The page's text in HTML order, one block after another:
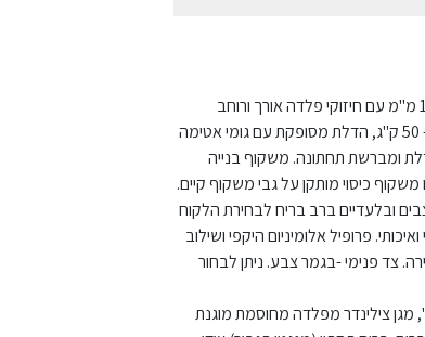
דלת עשויה ליבת פלדה, צירי פייפ . הדלת בעובי 1.25 מ"מ עם חיזוקי פלדה אורך ורוחב
פנימיים, עובי ליבת הדלת 50 מ"מ • משקל הדלת כ- 50 ק"ג, הדלת מסופקת עם גומי אטימה
ומברשת תחתונה. משקוף בנייה
ובלעדיים ברב בריח לבחירת הלקוח
פרופיל אלומיניום היקפי ושילוב
צד פנימי -בגמר צבע. ניתן לבחור
מגן צילינדר מפלדה מחוסמת מוגנת